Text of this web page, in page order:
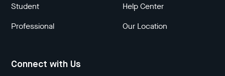
Student
Professional
Help Center
Our Location
Connect with Us